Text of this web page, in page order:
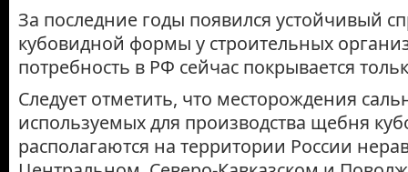
За последние годы появился устойчивый
кубовидной формы у строительных
потребность в РФ сейчас покрывается
Следует отметить, что месторождения
используемых для производства щебня
располагаются на территории России